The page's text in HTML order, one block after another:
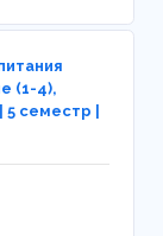
(1-4),
семестр |